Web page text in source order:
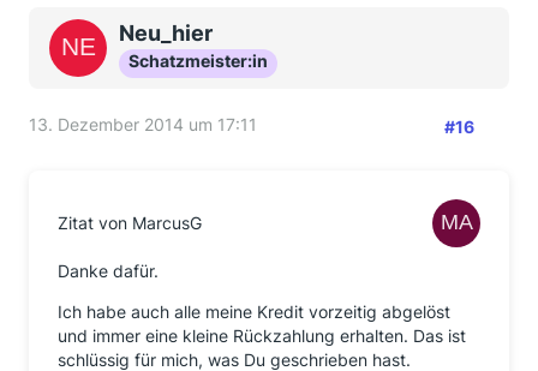
Neu_hier
Schatzmeister:in
13. Dezember 2014 um 17:11 #16
Zitat von MarcusG
Danke dafür.
Ich habe auch alle meine Kredit vorzeitig abgelöst
und immer eine kleine Rückzahlung erhalten. Das ist
schlüssig für mich, was Du geschrieben hast.